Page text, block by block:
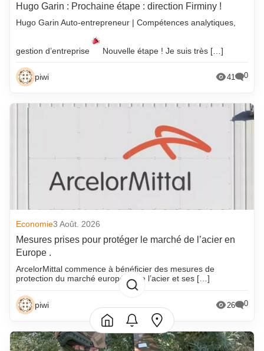
Hugo Garin : Prochaine étape : direction Firminy !
Hugo Garin Auto-entrepreneur | Compétences analytiques,
gestion d’entreprise Nouvelle étape ! Je suis très […]
piwi 41 0
Economie3 Août. 2026
Mesures prises pour protéger le marché de l’acier en
Europe .
ArcelorMittal commence à bénéficier des mesures de
protection du marché européen de l’acier et ses […]
piwi 26 0